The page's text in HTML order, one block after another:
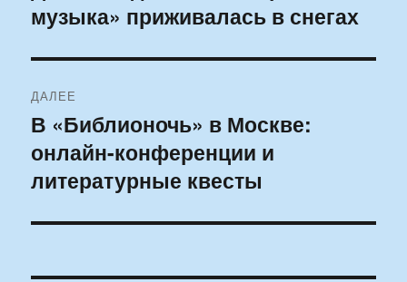
записям
запись:
музыка» приживалась в снегах
ДАЛЕЕ
Следующая
запись:
В «Библионочь» в Москве:
онлайн-конференции и
литературные квесты